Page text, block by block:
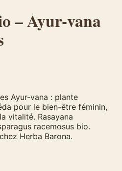
– Ayur-vana
Ayur-vana : plante
pour le bien-être féminin,
vitalité. Rasayana
racemosus bio.
Herba Barona.